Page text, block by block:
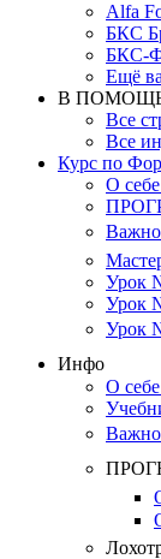
Alfa
БКС
БКС-
Ещё
В
Все
Все
Курс по
О
Важно
Урок
Урок
Урок
Инфо
О
Важно